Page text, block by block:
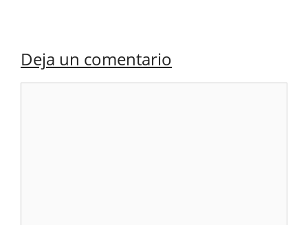
Deja un comentario